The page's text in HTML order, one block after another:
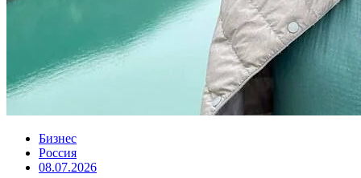
Бизнес
Россия
08.07.2026